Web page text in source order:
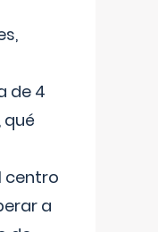
de 4
qué
centro
a